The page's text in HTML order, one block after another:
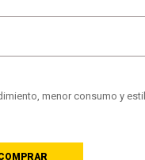
menor consumo y